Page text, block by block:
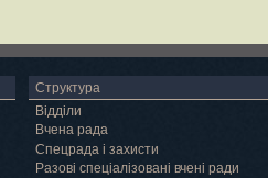
Структура
Відділи
Вчена рада
Спецрада і захисти
Разові спеціалізовані вчені ради